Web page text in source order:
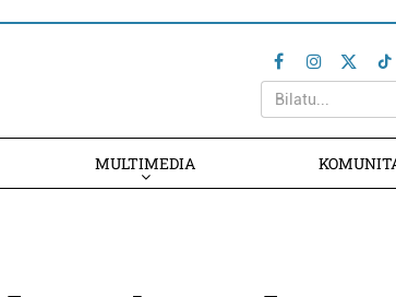
MULTIMEDIA